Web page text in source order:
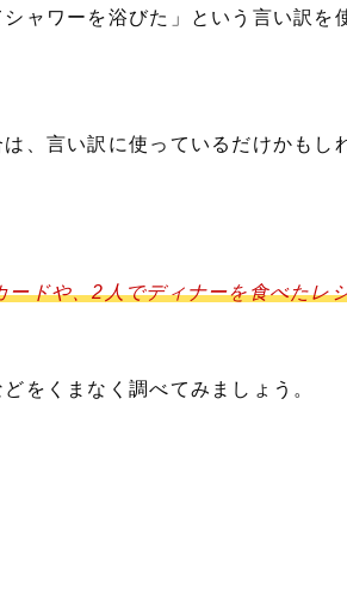
ャワーを浴びた」という言い訳を
、言い訳に使っているだけかもし
ドや、2人でディナーを食べたレ
をくまなく調べてみましょう。